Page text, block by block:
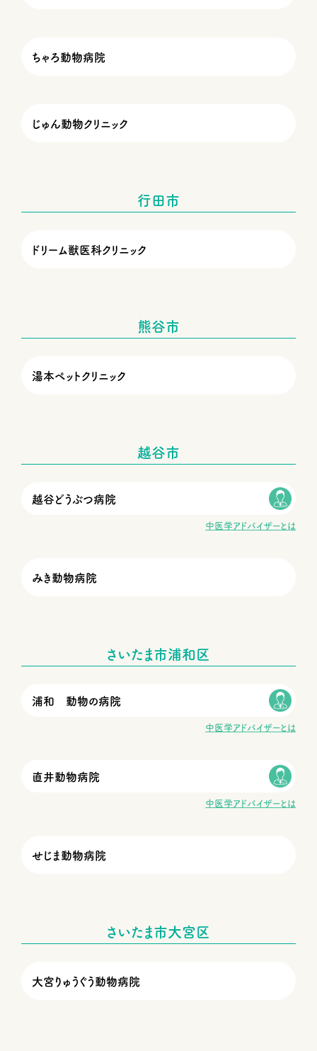
ちゃろ動物病院
じゅん動物クリニック
行田市
ドリーム獣医科クリニック
熊谷市
湯本ペットクリニック
越谷市
越谷どうぶつ病院
中医学アドバイザーとは
みき動物病院
さいたま市浦和区
浦和 動物の病院
中医学アドバイザーとは
直井動物病院
中医学アドバイザーとは
せじま動物病院
さいたま市大宮区
大宮りゅうぐう動物病院